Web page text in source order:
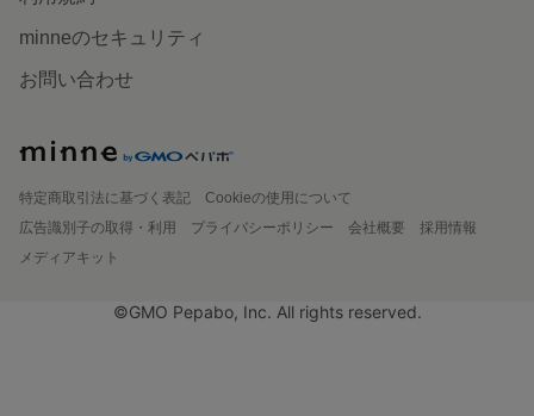
minneのセキュリティ
お問い合わせ
特定商取引法に基づく表記
Cookieの使用について
広告識別子の取得・利用
プライバシーポリシー 会社概要
採用情報
メディアキット
©GMO Pepabo, Inc. All rights reserved.